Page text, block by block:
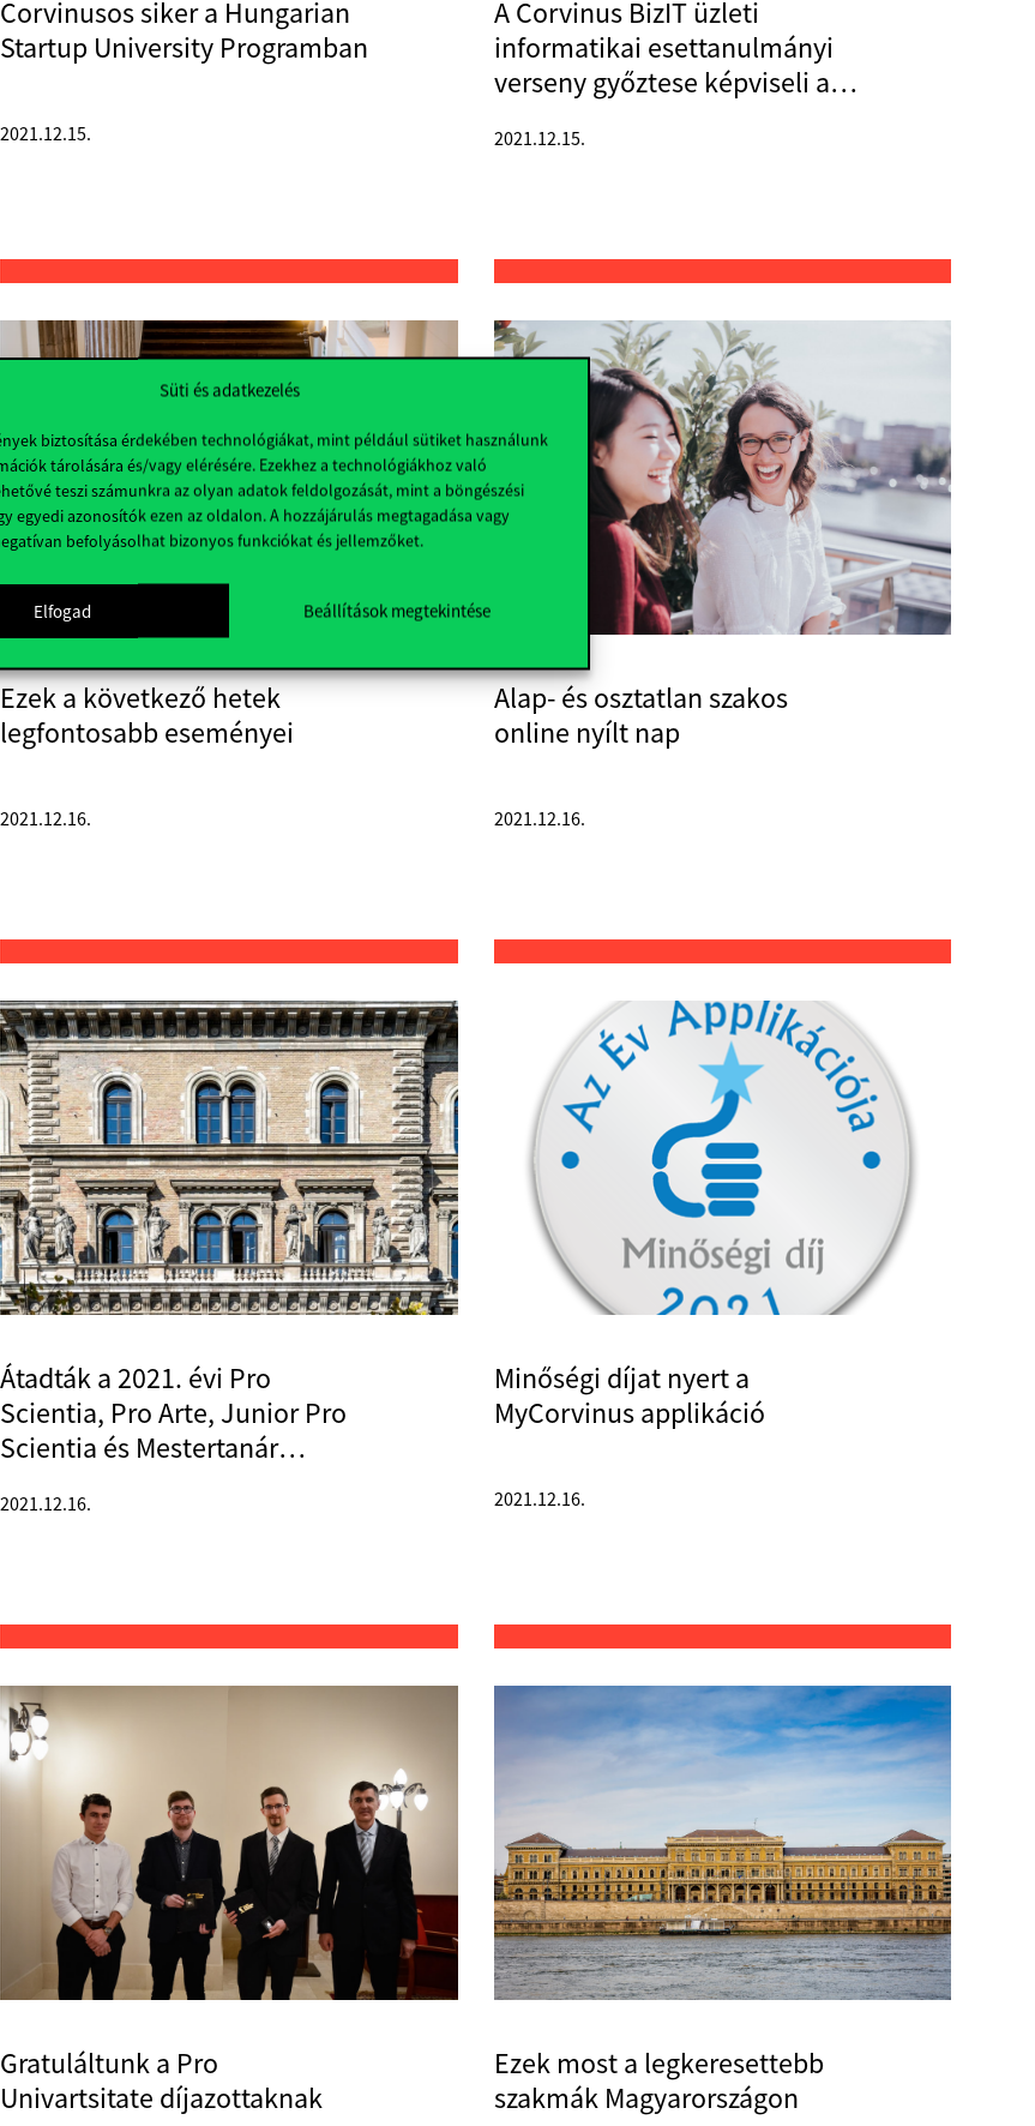
Süti és adatkezelés
biztosítása érdekében technológiákat, mint például sütiket használunk
tárolására és/vagy elérésére. Ezekhez a technológiákhoz való
teszi számunkra az olyan adatok feldolgozását, mint a böngészési
egyedi azonosítók ezen az oldalon. A hozzájárulás megtagadása vagy
befolyásolhat bizonyos funkciókat és jellemzőket.
Elfogad Beállítások megtekintése
Corvinusos siker a Hungarian
Startup University Programban
2021.12.15.
A Corvinus BizIT üzleti
informatikai esettanulmányi
verseny győztese képviseli az
színtéren
2021.12.15.
Ezek a következő hetek
legfontosabb eseményei
2021.12.16.
Alap- és osztatlan szakos
online nyílt nap
2021.12.16.
Átadták a 2021. évi Pro
Scientia, Pro Arte, Junior Pro
Scientia és Mestertanár
2021.12.16.
Minőségi díjat nyert a
MyCorvinus applikáció
2021.12.16.
Gratuláltunk a Pro
Univartsitate díjazottaknak
Ezek most a legkeresettebb
szakmák Magyarországon